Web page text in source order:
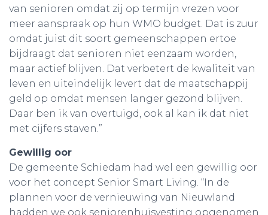
van senioren omdat zij op termijn vrezen voor
meer aanspraak op hun WMO budget. Dat is zuur
omdat juist dit soort gemeenschappen ertoe
bijdraagt dat senioren niet eenzaam worden,
maar actief blijven. Dat verbetert de kwaliteit van
leven en uiteindelijk levert dat de maatschappij
geld op omdat mensen langer gezond blijven.
Daar ben ik van overtuigd, ook al kan ik dat niet
met cijfers staven.”
Gewillig oor
De gemeente Schiedam had wel een gewillig oor
voor het concept Senior Smart Living. “In de
plannen voor de vernieuwing van Nieuwland
hadden we ook seniorenhuisvesting opgenomen